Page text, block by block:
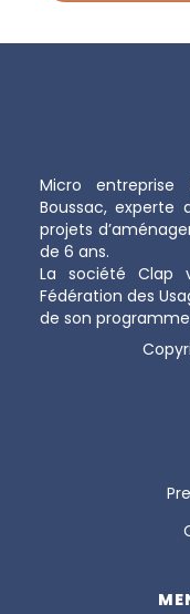
Micro
Boussac, experte
projets
de 6 ans.
La société Clap
Fédération des
de son